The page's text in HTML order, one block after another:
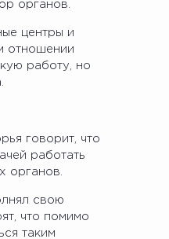
органов.
центры и
отношении
работу, но
говорит, что
работать
органов.
свою
что помимо
таким